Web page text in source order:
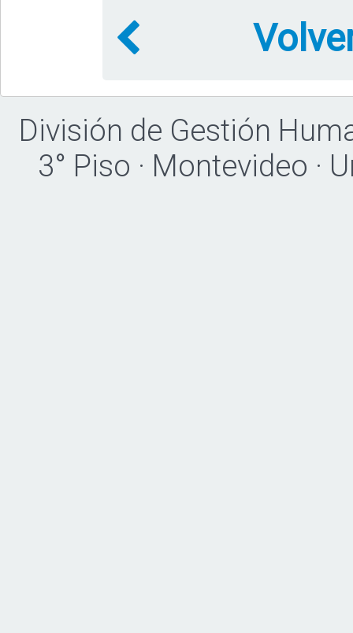
División de Gestión
3° Piso · Montevideo ·